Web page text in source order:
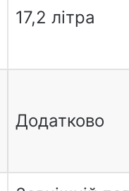
17,2 літра
Додатково